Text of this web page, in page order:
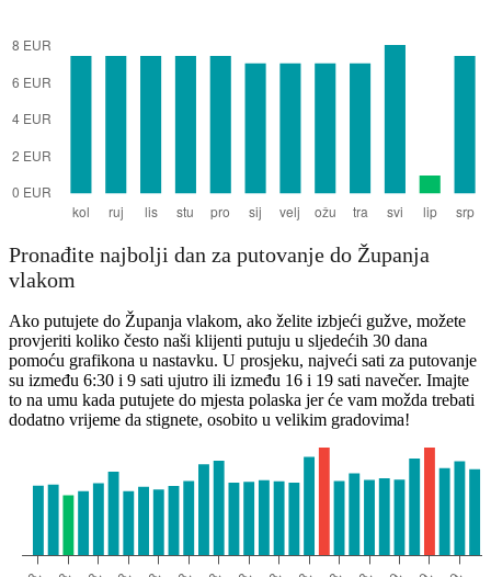
Pronađite najbolji dan za putovanje do Županja
vlakom
Ako putujete do Županja vlakom, ako želite izbjeći gužve, možete
provjeriti koliko često naši klijenti putuju u sljedećih 30 dana
pomoću grafikona u nastavku. U prosjeku, najveći sati za putovanje
su između 6:30 i 9 sati ujutro ili između 16 i 19 sati navečer. Imajte
to na umu kada putujete do mjesta polaska jer će vam možda trebati
dodatno vrijeme da stignete, osobito u velikim gradovima!